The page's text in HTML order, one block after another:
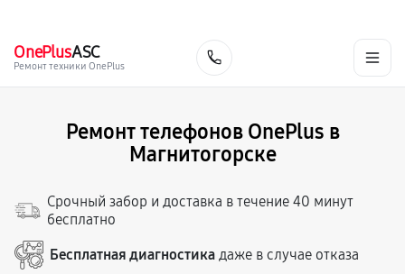
OnePlusASC
Ремонт техники OnePlus
Ремонт телефонов OnePlus в
Магнитогорске
Срочный забор и доставка в течение 40 минут
бесплатно
Бесплатная диагностика даже в случае отказа